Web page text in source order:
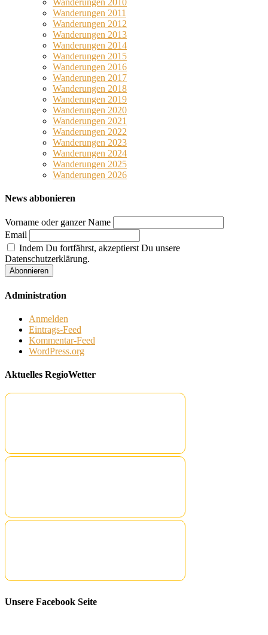
Wanderungen 2011
Wanderungen 2012
Wanderungen 2013
Wanderungen 2014
Wanderungen 2015
Wanderungen 2016
Wanderungen 2017
Wanderungen 2018
Wanderungen 2019
Wanderungen 2020
Wanderungen 2021
Wanderungen 2022
Wanderungen 2023
Wanderungen 2024
Wanderungen 2025
Wanderungen 2026
News abbonieren
Vorname oder ganzer Name
Email
Indem Du fortfährst, akzeptierst Du unsere
Datenschutzerklärung.
Administration
Anmelden
Eintrags-Feed
Kommentar-Feed
WordPress.org
Aktuelles RegioWetter
Unsere Facebook Seite